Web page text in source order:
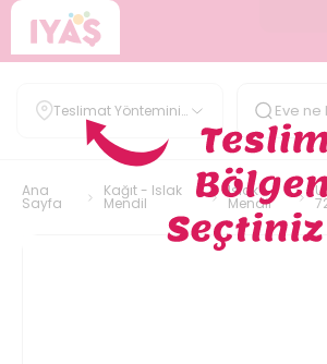
Teslimat Yöntemini
Belirle
Ana
Sayfa
Kağıt - Islak
Mendil
Islak
Mendil